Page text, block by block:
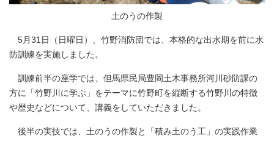
土のうの作製
5月31日（日曜日）、竹野消防団では、本格的な出水期を前に水
防訓練を実施しました。
訓練前半の座学では、但馬県民局豊岡土木事務所河川砂防課の
方に「竹野川に学ぶ」をテーマに竹野町を縦断する竹野川の特徴
や歴史などについて、講義をしていただきました。
後半の実技では、土のうの作製と「積み土のう工」の実践作業